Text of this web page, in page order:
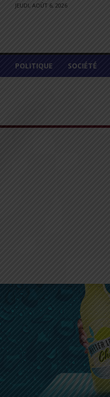
JEUDI, AOÛT 6, 2026
POLITIQUE SOCIÉTÉ